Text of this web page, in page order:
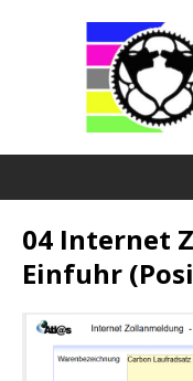
04 Internet
Einfuhr